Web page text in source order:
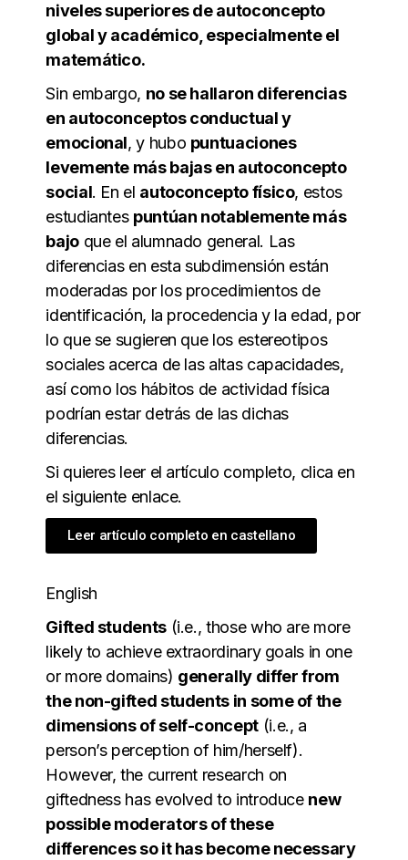
niveles superiores de autoconcepto
global y académico, especialmente el
matemático.
Sin embargo, no se hallaron diferencias
en autoconceptos conductual y
emocional, y hubo puntuaciones
levemente más bajas en autoconcepto
social. En el autoconcepto físico, estos
estudiantes puntúan notablemente más
bajoque el alumnado general. Las
diferencias en esta subdimensión están
moderadas por los procedimientos de
identificación, la procedencia y la edad, por
lo que se sugieren que los estereotipos
sociales acerca de las altas capacidades,
así como los hábitos de actividad física
podrían estar detrás de las dichas
diferencias.
Si quieres leer el artículo completo, clica en
el siguiente enlace.
Leer artículo completo en castellano
English
Gifted students(i.e., those who are more
likely to achieve extraordinary goals in one
or more domains) generally differ from
the non-gifted students in some of the
dimensions of self-concept(i.e., a
person’s perception of him/herself).
However, the current research on
giftedness has evolved to introduce new
possible moderators of these
differences so it has become necessary